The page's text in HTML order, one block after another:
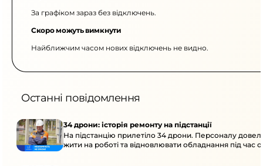
За графіком зараз без відключень.
Скоро можуть вимкнути
Найближчим часом нових відключень не видно.
Останні повідомлення
34 дрони: історія ремонту на підстанції
На підстанцію прилетіло 34 дрони. Персоналу
жити на роботі та відновлювати обладнання під час